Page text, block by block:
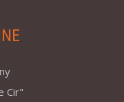
Cir"